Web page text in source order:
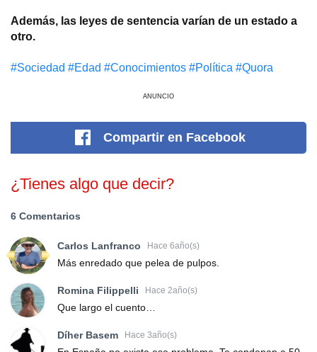
Además, las leyes de sentencia varían de un estado a
otro.
#Sociedad #Edad #Conocimientos #Política #Quora
ANUNCIO
Compartir en Facebook
¿Tienes algo que decir?
6 Comentarios
Carlos Lanfranco Hace 6año(s)
Más enredado que pelea de pulpos.
Romina Filippelli Hace 2año(s)
Que largo el cuento…
Díher Basem Hace 3año(s)